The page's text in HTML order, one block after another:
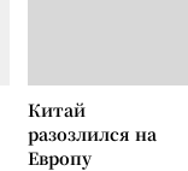
Китай
разозлился на
Европу